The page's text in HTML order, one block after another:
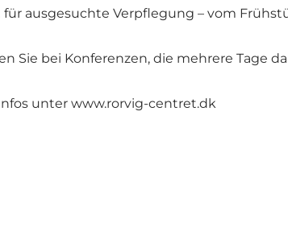
für ausgesuchte Verpflegung – vom
Sie bei Konferenzen, die mehrere Tage
unter www.rorvig-centret.dk